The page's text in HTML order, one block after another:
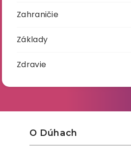
Zahraničie
Základy
Zdravie
O Dúhach